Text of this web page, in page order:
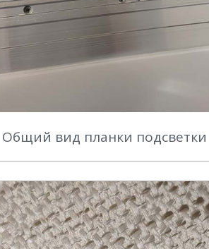
Общий вид планки подсветки